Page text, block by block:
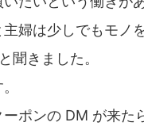
婦は少しでもモノ
聞きました。
ポンの DM が来た